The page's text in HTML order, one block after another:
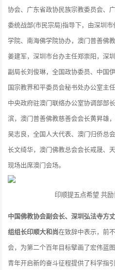
协会、广东省政协民族宗教委员会、
委统战部(市民宗局)指导下，由深圳
学院、南海佛学院协办，澳门普善佛
姜建军，深圳市台办主任郑崇阳，深
副局长刘俊琳，全国政协委员、中国
国宗教界和平委员会秘书处办公室主
中央政府驻澳门联络办公室协调部部
滨，澳门普善佛教慈善会会长黄昇雄
吴志良，全国人大代表、澳门归侨总
长文绮华，澳门佛教总会会长戒晟、
现场出席澳门会场。
印顺提五点希望 共
中国佛教协会副会长、深圳弘法寺方
组组长印顺大和尚在致辞中表示，前
会，为第二个百年目标擘画了宏伟蓝
青年开启新的奋斗征程提供了科学指